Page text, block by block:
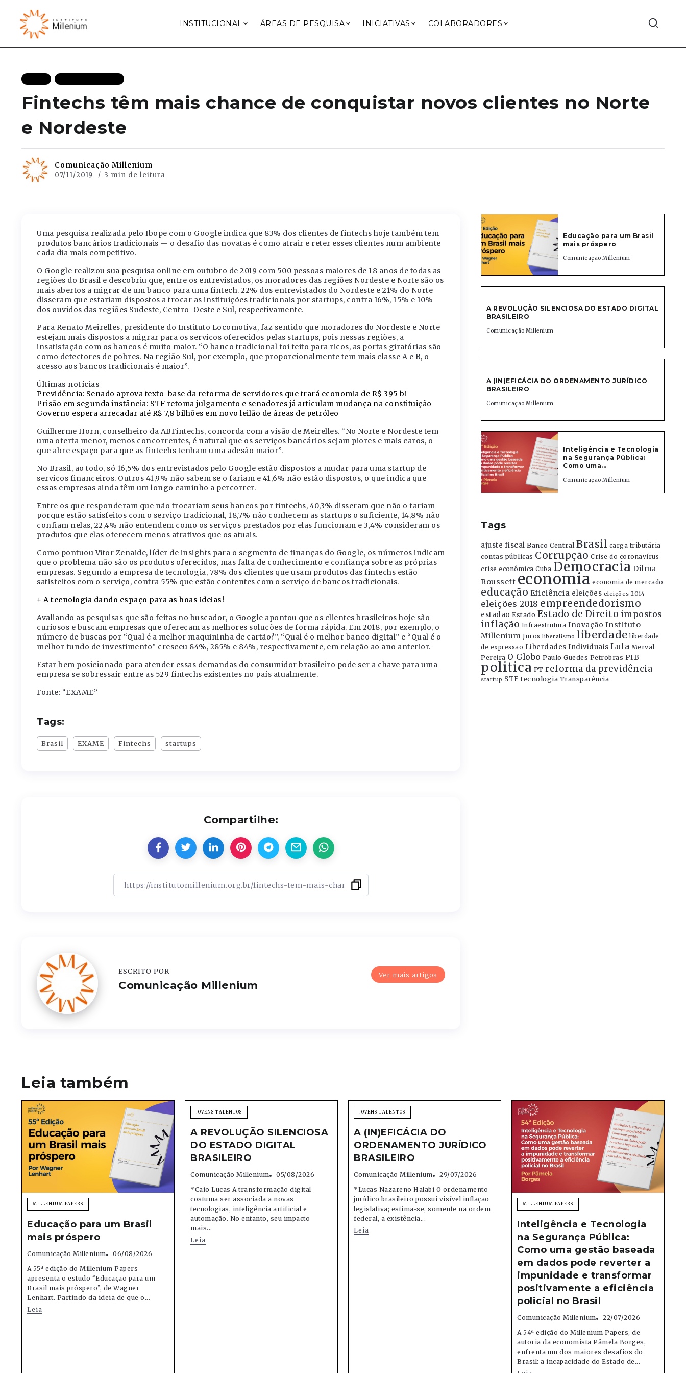
INSTITUCIONAL ÁREAS DE PESQUISA INICIATIVAS COLABORADORES
Fintechs têm mais chance de conquistar novos clientes no Norte
e Nordeste
Comunicação Millenium
07/11/2019 3 min de leitura
Uma pesquisa realizada pelo Ibope com o Google indica que 83% dos clientes de fintechs hoje também tem
produtos bancários tradicionais — o desafio das novatas é como atrair e reter esses clientes num ambiente
cada dia mais competitivo.
O Google realizou sua pesquisa online em outubro de 2019 com 500 pessoas maiores de 18 anos de todas as
regiões do Brasil e descobriu que, entre os entrevistados, os moradores das regiões Nordeste e Norte são os
mais abertos a migrar de um banco para uma fintech. 22% dos entrevistados do Nordeste e 21% do Norte
disseram que estariam dispostos a trocar as instituições tradicionais por startups, contra 16%, 15% e 10%
dos ouvidos das regiões Sudeste, Centro-Oeste e Sul, respectivamente.
Para Renato Meirelles, presidente do Instituto Locomotiva, faz sentido que moradores do Nordeste e Norte
estejam mais dispostos a migrar para os serviços oferecidos pelas startups, pois nessas regiões, a
insatisfação com os bancos é muito maior. “O banco tradicional foi feito para ricos, as portas giratórias são
como detectores de pobres. Na região Sul, por exemplo, que proporcionalmente tem mais classe A e B, o
acesso aos bancos tradicionais é maior”.
Últimas notícias
Previdência: Senado aprova texto-base da reforma de servidores que trará economia de R$ 395 bi
Prisão em segunda instância: STF retoma julgamento e senadores já articulam mudança na constituição
Governo espera arrecadar até R$ 7,8 bilhões em novo leilão de áreas de petróleo
Guilherme Horn, conselheiro da ABFintechs, concorda com a visão de Meirelles. “No Norte e Nordeste tem
uma oferta menor, menos concorrentes, é natural que os serviços bancários sejam piores e mais caros, o
que abre espaço para que as fintechs tenham uma adesão maior”.
No Brasil, ao todo, só 16,5% dos entrevistados pelo Google estão dispostos a mudar para uma startup de
serviços financeiros. Outros 41,9% não sabem se o fariam e 41,6% não estão dispostos, o que indica que
essas empresas ainda têm um longo caminho a percorrer.
Entre os que responderam que não trocariam seus bancos por fintechs, 40,3% disseram que não o fariam
porque estão satisfeitos com o serviço tradicional, 18,7% não conhecem as startups o suficiente, 14,8% não
confiam nelas, 22,4% não entendem como os serviços prestados por elas funcionam e 3,4% consideram os
produtos que elas oferecem menos atrativos que os atuais.
Como pontuou Vitor Zenaide, líder de insights para o segmento de finanças do Google, os números indicam
que o problema não são os produtos oferecidos, mas falta de conhecimento e confiança sobre as próprias
empresas. Segundo a empresa de tecnologia, 78% dos clientes que usam produtos das fintechs estão
satisfeitos com o serviço, contra 55% que estão contentes com o serviço de bancos tradicionais.
+ A tecnologia dando espaço para as boas ideias!
Avaliando as pesquisas que são feitas no buscador, o Google apontou que os clientes brasileiros hoje são
curiosos e buscam empresas que ofereçam as melhores soluções de forma rápida. Em 2018, por exemplo, o
número de buscas por “Qual é a melhor maquininha de cartão?”, “Qual é o melhor banco digital” e “Qual é o
melhor fundo de investimento” cresceu 84%, 285% e 84%, respectivamente, em relação ao ano anterior.
Estar bem posicionado para atender essas demandas do consumidor brasileiro pode ser a chave para uma
empresa se sobressair entre as 529 fintechs existentes no país atualmente.
Fonte: “EXAME”
Tags:
Brasil EXAME Fintechs startups
Compartilhe:
Ver mais artigos
ESCRITO POR
Comunicação Millenium
Educação para um Brasil
mais próspero
Comunicação Millenium
A REVOLUÇÃO SILENCIOSA DO ESTADO DIGITAL
BRASILEIRO
Comunicação Millenium
A (IN)EFICÁCIA DO ORDENAMENTO JURÍDICO
BRASILEIRO
Comunicação Millenium
Inteligência e Tecnologia
na Segurança Pública:
Como uma...
Comunicação Millenium
Tags
ajuste fiscal Banco Central Brasil carga tributária
contas públicas Corrupção Crise do coronavírus
crise econômica Cuba Democracia Dilma
Rousseff economia economia de mercado
educação Eficiência eleições eleições 2014
eleições 2018 empreendedorismo
estadao Estado Estado de Direito impostos
inflação Infraestrutura Inovação Instituto
Millenium Juros liberalismo liberdade liberdade
de expressão Liberdades Individuais Lula Merval
Pereira O Globo Paulo Guedes Petrobras PIB
politica PT reforma da previdência
startup STF tecnologia Transparência
Leia também
MILLENIUM PAPERS
Educação para um Brasil
mais próspero
Comunicação Millenium
06/08/2026
A 55ª edição do Millenium Papers
apresenta o estudo “Educação para um
Brasil mais próspero”, de Wagner
Lenhart. Partindo da ideia de que o...
Leia
JOVENS TALENTOS
A REVOLUÇÃO SILENCIOSA
DO ESTADO DIGITAL
BRASILEIRO
Comunicação Millenium
05/08/2026
*Caio Lucas A transformação digital
costuma ser associada a novas
tecnologias, inteligência artificial e
automação. No entanto, seu impacto
mais...
Leia
JOVENS TALENTOS
A (IN)EFICÁCIA DO
ORDENAMENTO JURÍDICO
BRASILEIRO
Comunicação Millenium
29/07/2026
*Lucas Nazareno Halabi O ordenamento
jurídico brasileiro possui visível inflação
legislativa; estima-se, somente na ordem
federal, a existência...
Leia
MILLENIUM PAPERS
Inteligência e Tecnologia
na Segurança Pública:
Como uma gestão baseada
em dados pode reverter a
impunidade e transformar
positivamente a eficiência
policial no Brasil
Comunicação Millenium
22/07/2026
A 54ª edição do Millenium Papers, de
autoria da economista Pâmela Borges,
enfrenta um dos maiores desafios do
Brasil: a incapacidade do Estado de...